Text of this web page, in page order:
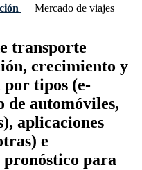
| Mercado de viajes
transporte
crecimiento y
tipos (e-
de automóviles,
aplicaciones
e
para